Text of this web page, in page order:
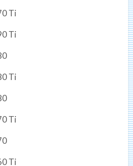
Ti
Ti
Ti
Ti
Ti